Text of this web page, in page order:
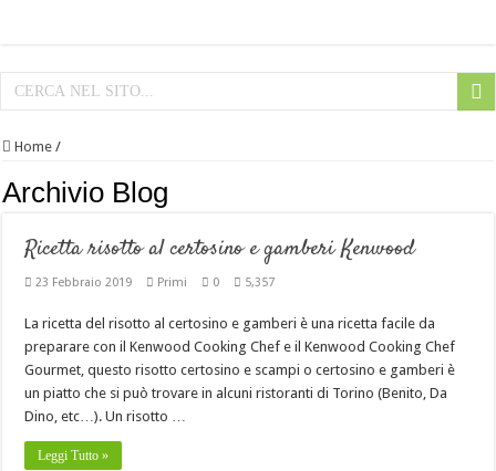
Home /
Archivio Blog
Ricetta risotto al certosino e gamberi Kenwood
23 Febbraio 2019 Primi 0 5,357
La ricetta del risotto al certosino e gamberi è una ricetta facile da
preparare con il Kenwood Cooking Chef e il Kenwood Cooking Chef
Gourmet, questo risotto certosino e scampi o certosino e gamberi è
un piatto che si può trovare in alcuni ristoranti di Torino (Benito, Da
Dino, etc…). Un risotto …
Leggi Tutto »